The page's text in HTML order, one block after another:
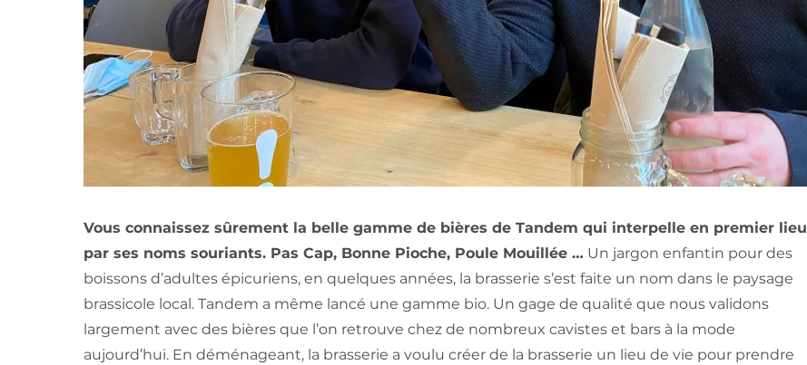
Vous connaissez sûrement la belle gamme de bières de Tandem qui interpelle en premier lieu
par ses noms souriants. Pas Cap, Bonne Pioche, Poule Mouillée … Un jargon enfantin pour des
boissons d’adultes épicuriens, en quelques années, la brasserie s’est faite un nom dans le paysage
brassicole local. Tandem a même lancé une gamme bio. Un gage de qualité que nous validons
largement avec des bières que l’on retrouve chez de nombreux cavistes et bars à la mode
aujourd’hui. En déménageant, la brasserie a voulu créer de la brasserie un lieu de vie pour prendre